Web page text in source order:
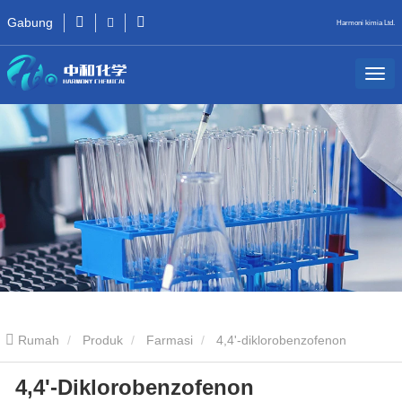
Gabung Harmoni kimia Ltd.
Rumah Produk Farmasi 4,4'-diklorobenzofenon
4,4'-Diklorobenzofenon